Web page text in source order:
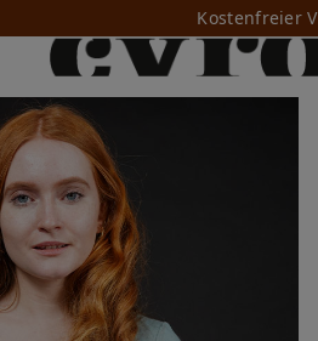
Kostenfreier